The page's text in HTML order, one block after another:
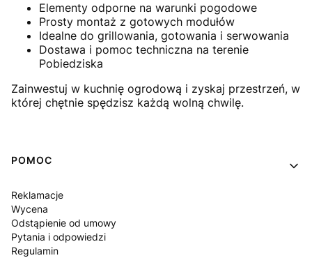
Elementy odporne na warunki pogodowe
Prosty montaż z gotowych modułów
Idealne do grillowania, gotowania i serwowania
Dostawa i pomoc techniczna na terenie
Pobiedziska
Zainwestuj w kuchnię ogrodową i zyskaj przestrzeń, w
której chętnie spędzisz każdą wolną chwilę.
Linki w stopce
POMOC
Reklamacje
Wycena
Odstąpienie od umowy
Pytania i odpowiedzi
Regulamin